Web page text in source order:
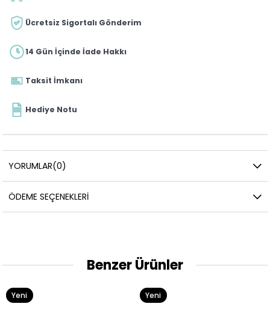
Ücretsiz Sigortalı Gönderim
14 Gün İçinde İade Hakkı
Taksit İmkanı
Hediye Notu
YORUMLAR(0)
ÖDEME SEÇENEKLERI
Benzer Ürünler
Yeni
Yeni